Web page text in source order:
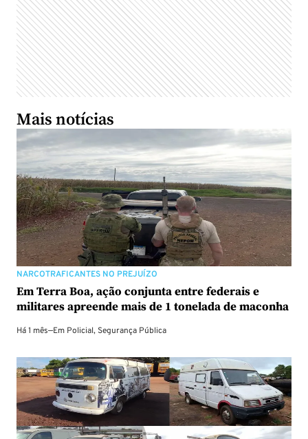
Mais notícias
NARCOTRAFICANTES NO PREJUÍZO
Em Terra Boa, ação conjunta entre federais e
militares apreende mais de 1 tonelada de maconha
Há 1 mês—Em Policial, Segurança Pública